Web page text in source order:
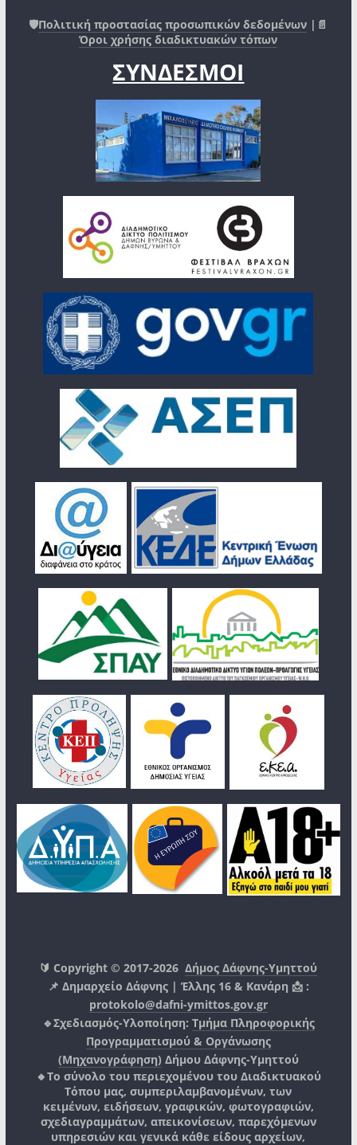
🛡️Πολιτική προστασίας προσωπικών δεδομένων |📄
Όροι χρήσης διαδικτυακών τόπων
ΣΥΝΔΕΣΜΟΙ
🔰 Copyright © 2017-2026Δήμος Δάφνης-Υμηττού
📌 Δημαρχείο Δάφνης | Έλλης 16 & Κανάρη 📩 :
protokolo@dafni-ymittos.gov.gr
🔹Σχεδιασμός-Υλοποίηση: Τμήμα Πληροφορικής
Προγραμματισμού & Οργάνωσης
(Μηχανογράφηση) Δήμου Δάφνης-Υμηττού
🔸Το σύνολο του περιεχομένου του Διαδικτυακού
Τόπου μας, συμπεριλαμβανομένων, των
κειμένων, ειδήσεων, γραφικών, φωτογραφιών,
σχεδιαγραμμάτων, απεικονίσεων, παρεχόμενων
υπηρεσιών και γενικά κάθε είδους αρχείων,